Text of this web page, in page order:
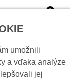
0
umožnili
a vďaka analýze
jej